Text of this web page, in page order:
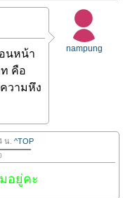
nampung
นหน้า
คือ
วามหึง
น. ^TOP
อยู่คะ